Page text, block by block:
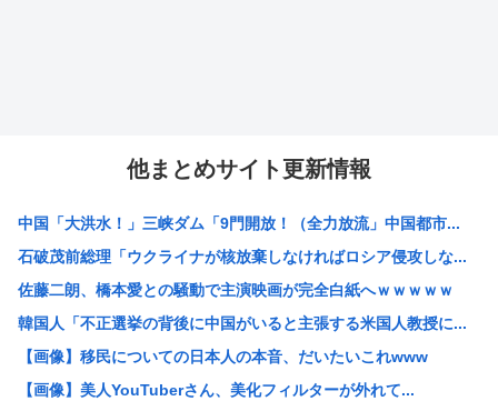
他まとめサイト更新情報
中国「大洪水！」三峡ダム「9門開放！（全力放流」中国都市...
石破茂前総理「ウクライナが核放棄しなければロシア侵攻しな...
佐藤二朗、橋本愛との騒動で主演映画が完全白紙へｗｗｗｗｗ
韓国人「不正選挙の背後に中国がいると主張する米国人教授に...
【画像】移民についての日本人の本音、だいたいこれwww
【画像】美人YouTuberさん、美化フィルターが外れて...